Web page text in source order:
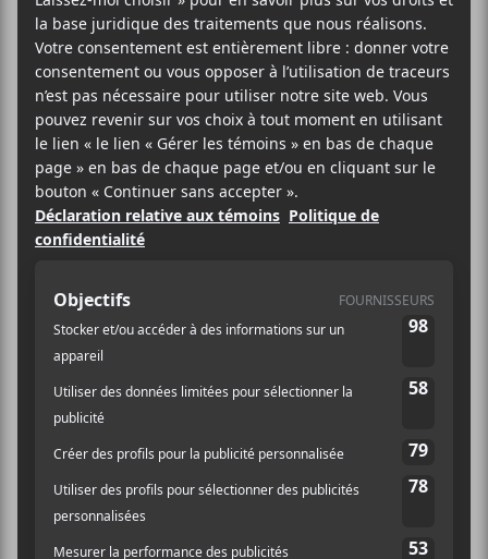
Date :
2023-03-21
Heure :
20:00 - 23:00
Prix :
29.75$
Catégorie
d’Évènement:
Site :
https://lepointdevent
e.com/billets/sonreal
-le-belmont-montreal
Evenko
Greenland